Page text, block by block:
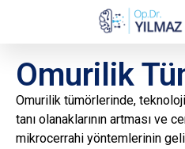
Omurilik
Omurilik tümörlerinde,
tanı olanaklarının artması ve
mikrocerrahi yöntemlerinin